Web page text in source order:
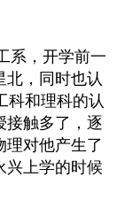
系，开学前一
北，同时也认
科和理科的认
接触多了，逐
理对他产生了
兴上学的时候